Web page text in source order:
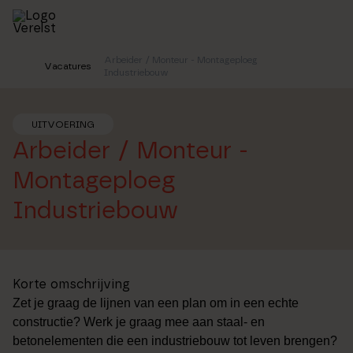
to
main
HomeVacatures
Arbeider / Monteur - Montageploeg
Industriebouw
UITVOERING
Arbeider / Monteur -
Montageploeg
Industriebouw
Korte omschrijving
Zet je graag de lijnen van een plan om in een echte
constructie? Werk je graag mee aan staal- en
betonelementen die een industriebouw tot leven brengen?